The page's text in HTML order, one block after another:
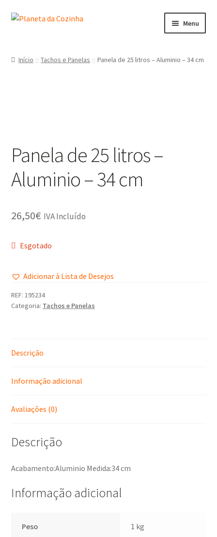
Menu
Lista de Desejos
Loja
Promoções
Termos e Condições
Início Tachos e Panelas Panela de 25 litros – Aluminio – 34 cm
Panela de 25 litros –
Aluminio – 34 cm
26,50€ IVA Incluído
Esgotado
Adicionar à Lista de Desejos
REF: 195234
Categoria: Tachos e Panelas
Descrição
Informação adicional
Avaliações (0)
Descrição
Acabamento:Aluminio Medida:34 cm
Informação adicional
Peso 1 kg